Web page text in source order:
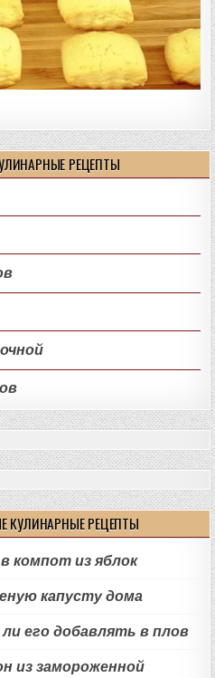
РЕЦЕПТЫ
КУЛИНАРНЫЕ РЕЦЕПТЫ
компот из яблок
капусту дома
его добавлять в плов
из замороженной